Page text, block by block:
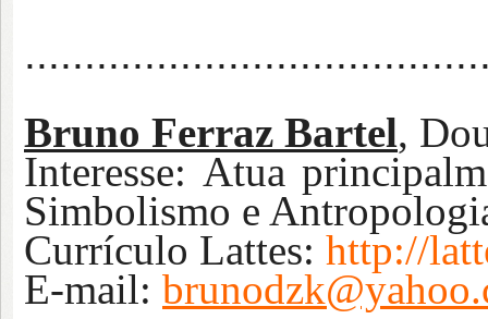
Bruno Ferraz Bartel,
Interesse: Atua
Simbolismo e
Currículo Lattes: http://
E-mail: